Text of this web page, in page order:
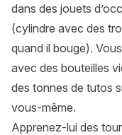
dans des jouets
(cylindre avec des
quand il bouge).
avec des bouteilles
des tonnes de tutos
vous-même.
Apprenez-lui des